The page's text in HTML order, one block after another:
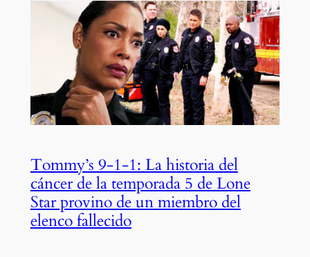
Tommy’s 9-1-1: La historia del
cáncer de la temporada 5 de Lone
Star provino de un miembro del
elenco fallecido